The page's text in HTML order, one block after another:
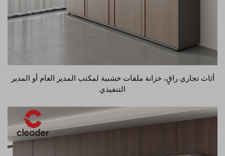
أثاث تجاري راقٍ، خزانة ملفات خشبية لمكتب المدير العام أو المدير
التنفيذي